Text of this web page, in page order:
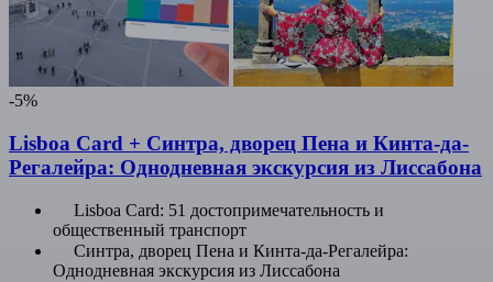
-5%
Lisboa Card + Синтра, дворец Пена и Кинта-да-
Регалейра: Однодневная экскурсия из Лиссабона
Lisboa Card: 51 достопримечательность и
общественный транспорт
Синтра, дворец Пена и Кинта-да-Регалейра:
Однодневная экскурсия из Лиссабона